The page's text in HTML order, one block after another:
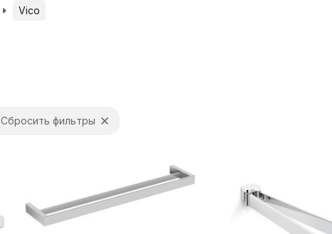
Vico
Сбросить фильтры